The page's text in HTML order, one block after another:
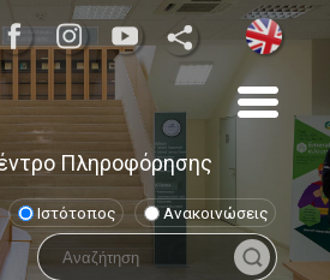
Πληροφόρησης
Ιστότοπος Ανακοινώσεις